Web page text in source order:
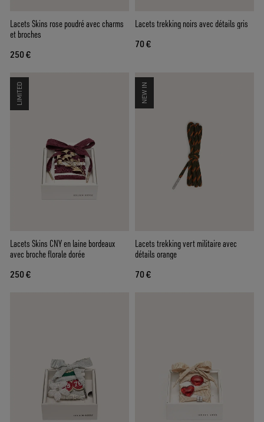
Lacets Skins rose poudré avec charms
et broches
250 €
Lacets trekking noirs avec détails gris
70 €
LIMITED
Lacets Skins CNY en laine bordeaux
avec broche florale dorée
250 €
NEW IN
Lacets trekking vert militaire avec
détails orange
70 €